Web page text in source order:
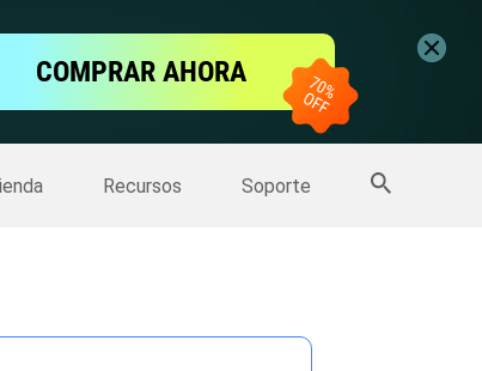
COMPRAR AHORA
Recursos Soporte
Más productos